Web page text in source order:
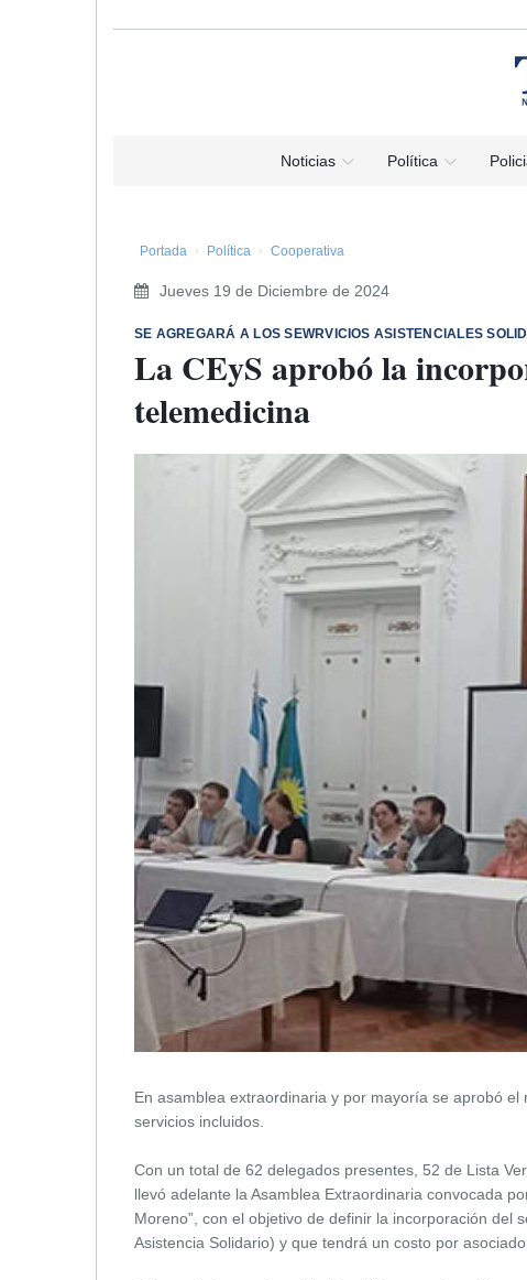
Noticias Política
Portada Política Cooperativa
Jueves 19 de Diciembre de 2024
SE AGREGARÁ A LOS SEWRVICIOS ASISTENCIALES
La CEyS aprobó la
telemedicina
En asamblea extraordinaria y por mayoría se aprobó
servicios incluidos.
Con un total de 62 delegados presentes, 52 de Lista
llevó adelante la Asamblea Extraordinaria convocada
Moreno”, con el objetivo de definir la incorporación del
Asistencia Solidario) y que tendrá un costo por